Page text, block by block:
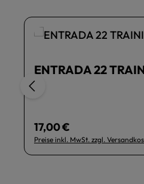
um die Anzahl
ENTRADA 22
Regulärer Preis:
17,00 €
Preise inkl. MwSt. zzgl.